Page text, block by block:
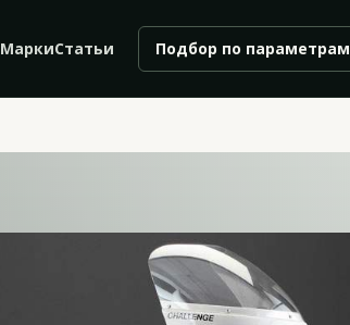
МаркиСтатьи Подбор по параметрам